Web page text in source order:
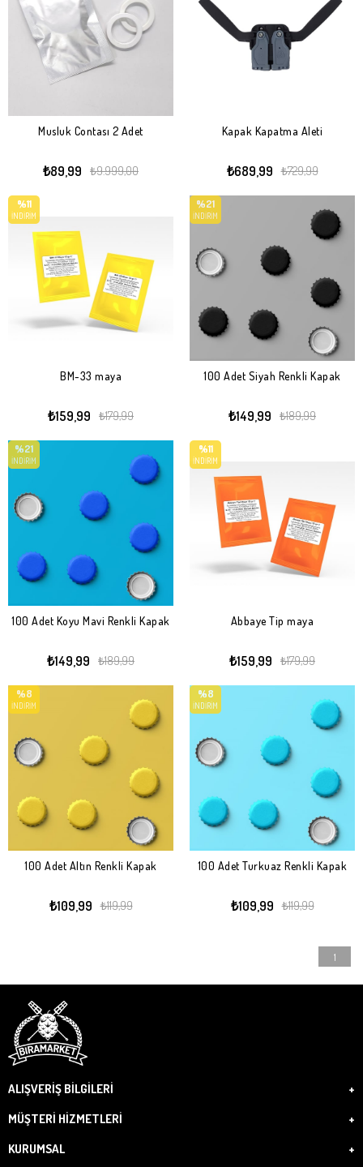
Musluk Contası 2 Adet
₺89,99 ₺9.999,00
Kapak Kapatma Aleti
₺689,99 ₺729,99
BM-33 maya
₺159,99 ₺179,99
%11
İNDIRIM
100 Adet Siyah Renkli Kapak
₺149,99 ₺189,99
%21
İNDIRIM
100 Adet Koyu Mavi Renkli Kapak
₺149,99 ₺189,99
%21
İNDIRIM
Abbaye Tip maya
₺159,99 ₺179,99
%11
İNDIRIM
100 Adet Altın Renkli Kapak
₺109,99 ₺119,99
%8
İNDIRIM
100 Adet Turkuaz Renkli Kapak
₺109,99 ₺119,99
%8
İNDIRIM
1
ALIŞVERİŞ BİLGİLERİ
MÜŞTERİ HİZMETLERİ
KURUMSAL